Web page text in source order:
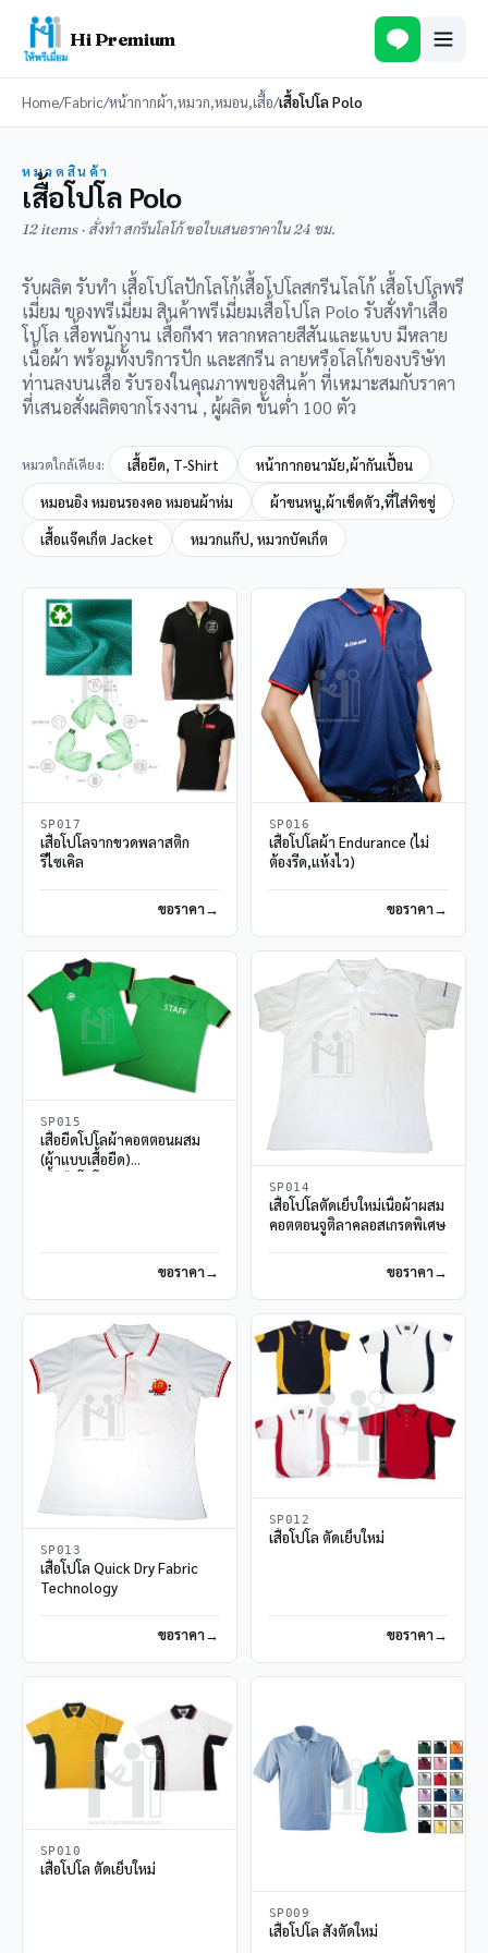
Hi Premium
Home/Fabric/หน้ากากผ้า,หมวก,หมอน,เสื้อ/เสื้อโปโล Polo
หมวดสินค้า
เสื้อโปโล Polo
12 items · สั่งทำ สกรีนโลโก้ ขอใบเสนอราคาใน 24 ชม.
รับผลิต รับทำ เสื้อโปโลปักโลโก้เสื้อโปโลสกรีนโลโก้ เสื้อโปโลพรี
เมี่ยม ของพรีเมี่ยม สินค้าพรีเมี่ยมเสื้อโปโล Polo รับสั่งทำเสื้อ
โปโล เสื้อพนักงาน เสื้อกีฬา หลากหลายสีสันและแบบ มีหลาย
เนื้อผ้า พร้อมทั้งบริการปัก และสกรีน ลายหรือโลโก้ของบริษัท
ท่านลงบนเสื้อ รับรองในคุณภาพของสินค้า ที่เหมาะสมกับราคา
ที่เสนอสั่งผลิตจากโรงงาน , ผู้ผลิต ขั้นต่ำ 100 ตัว
หมวดใกล้เคียง: เสื้อยืด, T-Shirt
หน้ากากอนามัย,ผ้ากันเปื้อน
หมอนอิง หมอนรองคอ หมอนผ้าห่ม
ผ้าขนหนู,ผ้าเช็ดตัว,ที่ใส่ทิชชู่
เสื้อแจ๊คเก็ต Jacket
หมวกแก๊ป, หมวกบัคเก็ต
SP017
เสื้อโปโลจากขวดพลาสติก
รีไซเคิล
ขอราคา
SP016
เสื้อโปโลผ้า Endurance (ไม่
ต้องรีด,แห้งไว)
ขอราคา
SP015
เสื้อยืดโปโลผ้าคอตตอนผสม
(ผ้าแบบเสื้อยืด)
ขอราคา
SP014
เสื้อโปโลตัดเย็บใหม่เนื้อผ้าผสม
คอตตอนจูติลาคลอสเกรดพิเศษ
ขอราคา
SP013
เสื้อโปโล Quick Dry Fabric
Technology
ขอราคา
SP012
เสื้อโปโล ตัดเย็บใหม่
ขอราคา
SP010
เสื้อโปโล ตัดเย็บใหม่
SP009
เสื้อโปโล สั่งตัดใหม่